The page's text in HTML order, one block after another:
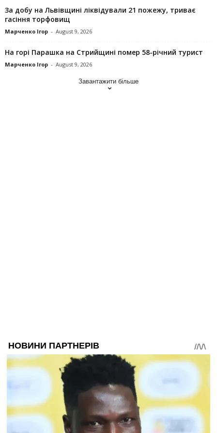
За добу на Львівщині ліквідували 21 пожежу, триває
гасіння торфовищ
Марченко Ігор - August 9, 2026
На горі Парашка на Стрийщині помер 58-річний турист
Марченко Ігор - August 9, 2026
Завантажити більше